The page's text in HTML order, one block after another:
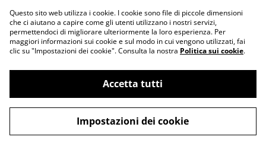
Informativa sulla
privacy
Terms and
conditions
©2026Merlin Visual
powered by
Questo sito web utilizza i cookie. I cookie sono file di piccole dimensioni
che ci aiutano a capire come gli utenti utilizzano i nostri servizi,
permettendoci di migliorare ulteriormente la loro esperienza. Per
maggiori informazioni sui cookie e sul modo in cui vengono utilizzati, fai
clic su "Impostazioni dei cookie". Consulta la nostra Politica sui cookie.
Accetta tutti
Impostazioni dei cookie